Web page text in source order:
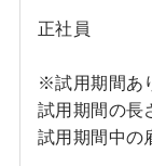
正社員
※試用期間あ
試用期間の長
試用期間中の